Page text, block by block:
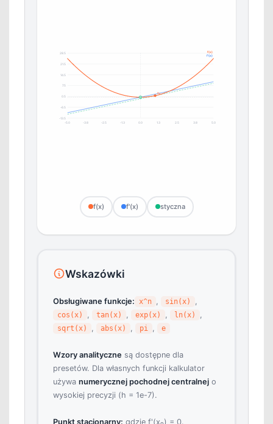
Wskazówki
Obsługiwane funkcje: x^n sin(x)
cos(x) tan(x) exp(x) ln(x)
sqrt(x) abs(x) pi e
Wzory analityczne są dostępne dla
presetów. Dla własnych funkcji kalkulator
używa numerycznej pochodnej centralnej o
wysokiej precyzji (h = 1e-7).
Punkt stacjonarny: gdzie f'(x₀) = 0.
28.5
21.5
14.5
7.5
0.5
-6.5
-13.5
-5.0
-3.8 -2.5 -1.3 0.0 1.3 2.5 3.8 5.0
x₀
f(x)
f'(x)
f(x) f'(x) styczna